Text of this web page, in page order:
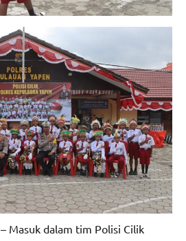
– Masuk dalam tim Polisi Cilik